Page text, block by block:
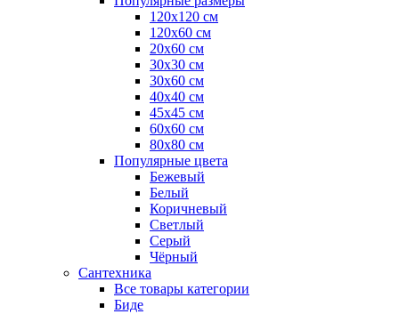
120x120 см
120x60 см
20x60 см
30x30 см
30x60 см
40x40 см
45x45 см
60x60 см
80x80 см
Популярные цвета
Бежевый
Белый
Коричневый
Светлый
Серый
Чёрный
Сантехника
Все товары категории
Биде